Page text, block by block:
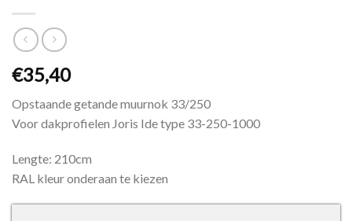
€35,40
Opstaande getande muurnok 33/250
Voor dakprofielen Joris Ide type 33-250-1000
Lengte: 210cm
RAL kleur onderaan te kiezen